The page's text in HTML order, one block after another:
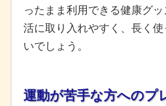
ったまま利用できる健康グ
活に取り入れやすく、長く
いでしょう。
運動が苦手な方へのプ